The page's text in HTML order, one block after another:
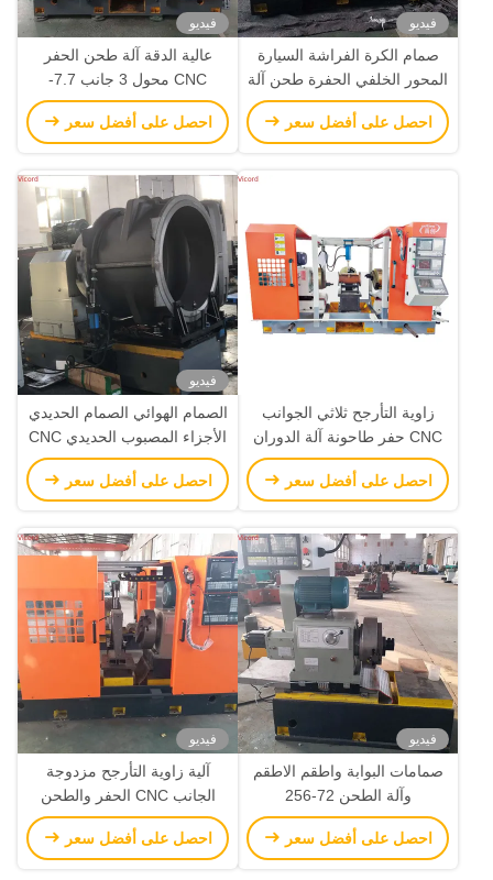
فيديو
صمام الكرة الفراشة السيارة
المحور الخلفي الحفرة طحن آلة
تحويل / طاحونة تحويل Cnc
احصل على أفضل سعر
فيديو
عالية الدقة آلة طحن الحفر
CNC محول 3 جانب 7.7-
15N.M محرك الخدمة
احصل على أفضل سعر
زاوية التأرجح ثلاثي الجوانب
CNC حفر طاحونة آلة الدوران
سرعة الفول 72-256R / دقيقة
احصل على أفضل سعر
فيديو
الصمام الهوائي الصمام الحديدي
الأجزاء المصبوب الحديدي CNC
تحويل والطحن
احصل على أفضل سعر
فيديو
صمامات البوابة واطقم الاطقم
وآلة الطحن 72-256
احصل على أفضل سعر
فيديو
آلية زاوية التأرجح مزدوجة
الجانب CNC الحفر والطحن
380 فولت 50 هرتز 75-250
r/min
احصل على أفضل سعر